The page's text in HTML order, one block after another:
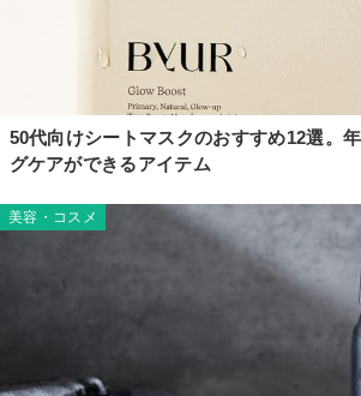
50代向けシートマスクのおすすめ12選。
グケアができるアイテム
美容・コスメ